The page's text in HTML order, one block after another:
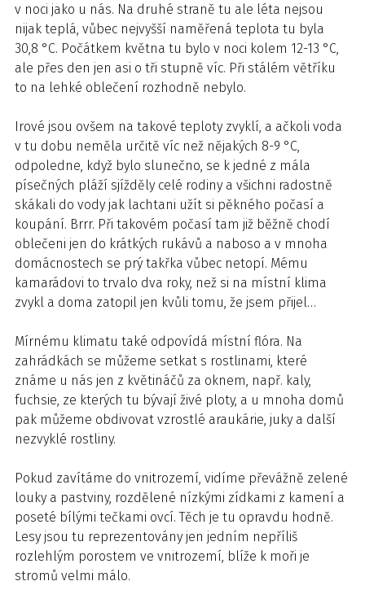
v noci jako u nás. Na druhé straně tu ale léta nejsou
nijak teplá, vůbec nejvyšší naměřená teplota tu byla
30,8 °C. Počátkem května tu bylo v noci kolem 12-13 °C,
ale přes den jen asi o tři stupně víc. Při stálém větříku
to na lehké oblečení rozhodně nebylo.
Irové jsou ovšem na takové teploty zvyklí, a ačkoli voda
v tu dobu neměla určitě víc než nějakých 8-9 °C,
odpoledne, když bylo slunečno, se k jedné z mála
písečných pláží sjížděly celé rodiny a všichni radostně
skákali do vody jak lachtani užít si pěkného počasí a
koupání. Brrr. Při takovém počasí tam již běžně chodí
oblečeni jen do krátkých rukávů a naboso a v mnoha
domácnostech se prý takřka vůbec netopí. Mému
kamarádovi to trvalo dva roky, než si na místní klima
zvykl a doma zatopil jen kvůli tomu, že jsem přijel…
Mírnému klimatu také odpovídá místní flóra. Na
zahrádkách se můžeme setkat s rostlinami, které
známe u nás jen z květináčů za oknem, např. kaly,
fuchsie, ze kterých tu bývají živé ploty, a u mnoha domů
pak můžeme obdivovat vzrostlé araukárie, juky a další
nezvyklé rostliny.
Pokud zavítáme do vnitrozemí, vidíme převážně zelené
louky a pastviny, rozdělené nízkými zídkami z kamení a
poseté bílými tečkami ovcí. Těch je tu opravdu hodně.
Lesy jsou tu reprezentovány jen jedním nepříliš
rozlehlým porostem ve vnitrozemí, blíže k moři je
stromů velmi málo.